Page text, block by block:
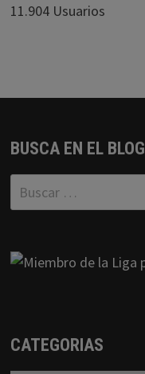
11.904 Usuarios
BUSCA EN EL BLOG
Buscar:
CATEGORIAS